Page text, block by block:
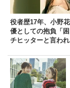
役者歴17年、小野
優としての抱負「
チヒッターと言わ